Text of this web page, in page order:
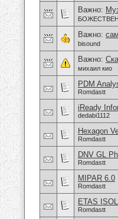
Важно:
Важно:
bisound
Важно:
михаил кио
PDM
Romdastt
iReady
dedabi1112
Hexagon
Romdastt
DNV GL
Romdastt
MIPAR 6.0
Romdastt
ETAS
Romdastt